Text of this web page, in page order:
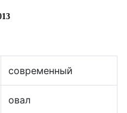
современный
овал